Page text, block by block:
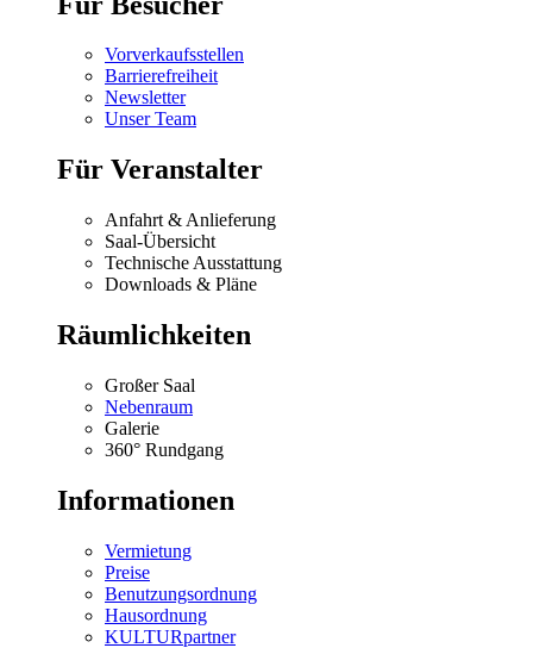
Vorverkaufsstellen
Barrierefreiheit
Newsletter
Unser Team
Für Veranstalter
Anfahrt & Anlieferung
Saal-Übersicht
Technische Ausstattung
Downloads & Pläne
Räumlichkeiten
Großer Saal
Nebenraum
Galerie
360° Rundgang
Informationen
Vermietung
Preise
Benutzungsordnung
Hausordnung
KULTURpartner